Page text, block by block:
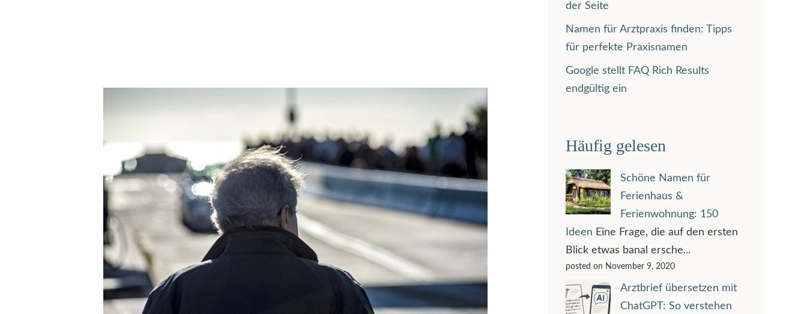
der Seite
Namen für Arztpraxis finden: Tipps
für perfekte Praxisnamen
Google stellt FAQ Rich Results
endgültig ein
Häufig gelesen
Schöne Namen für
Ferienhaus &
Ferienwohnung: 150
Ideen Eine Frage, die auf den ersten
Blick etwas banal ersche...
posted on November 9, 2020
Arztbrief übersetzen mit
ChatGPT: So verstehen